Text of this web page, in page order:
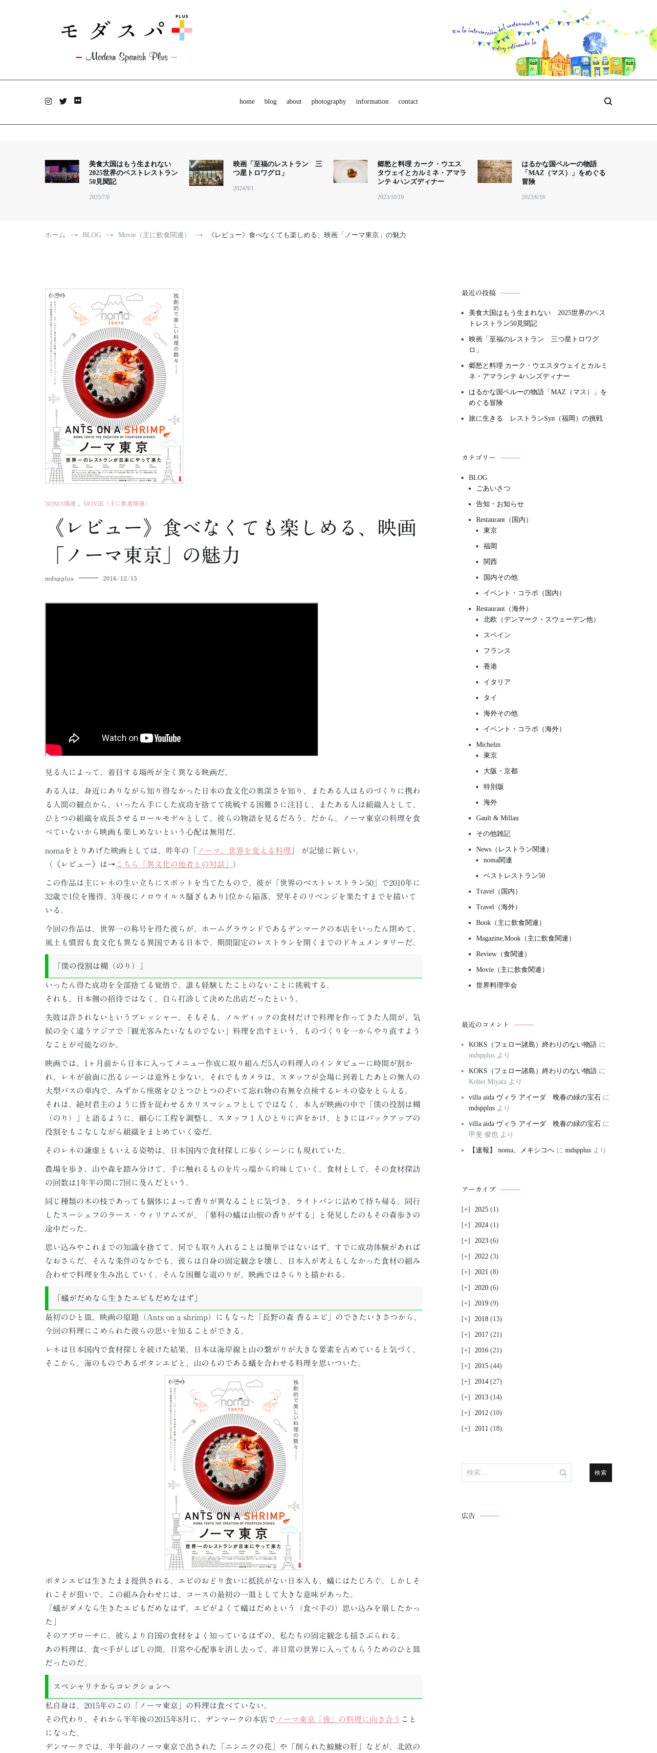
home blog about photography information contact
美食大国はもう生まれない
2025世界のベストレストラン
50見聞記
2025/7/6
映画「至福のレストラン 三
つ星トロワグロ」
2024/9/1
郷愁と料理 カーク・ウエス
タウェイとカルミネ・アマラ
ンテ 4ハンズディナー
2023/10/19
はるかな国ペルーの物語
「MAZ（マス）」をめぐる
冒険
2023/6/18
ホーム BLOG Movie（主に飲食関連） 《レビュー》食べなくても楽しめる、映画「ノーマ東京」の魅力
NOMA関連 MOVIE（主に飲食関連）
《レビュー》食べなくても楽しめる、映画
「ノーマ東京」の魅力
mdspplus 2016/12/15
見る人によって、着目する場所が全く異なる映画だ。
ある人は、身近にありながら知り得なかった日本の食文化の奥深さを知り、またある人はものづくりに携わ
る人間の観点から、いったん手にした成功を捨てて挑戦する困難さに注目し、またある人は組織人として、
ひとつの組織を成長させるロールモデルとして、彼らの物語を見るだろう。だから、ノーマ東京の料理を食
べていないから映画も楽しめないという心配は無用だ。
nomaをとりあげた映画としては、昨年の「 ノーマ、世界を変える料理 」 が記憶に新しい。
（《レビュー》は→ こちら「異文化の他者との対話」 ）
この作品は主にレネの生い立ちにスポットを当てたもので、彼が「世界のベストレストラン50」で2010年に
32歳で1位を獲得、3年後にノロウイルス騒ぎもあり1位から陥落、翌年そのリベンジを果たすまでを描いて
いる。
今回の作品は、世界一の称号を得た彼らが、ホームグラウンドであるデンマークの本店をいったん閉めて、
風土も慣習も食文化も異なる異国である日本で、期間限定のレストランを開くまでのドキュメンタリーだ。
「僕の役割は糊（のり）」
いったん得た成功を全部捨てる覚悟で、誰も経験したことのないことに挑戦する。
それも、日本側の招待ではなく、自ら打診して決めた出店だったという。
失敗は許されないというプレッシャー。そもそも、ノルディックの食材だけで料理を作ってきた人間が、気
候の全く違うアジアで「観光客みたいなものでない」料理を出すという、ものづくりを一からやり直すよう
なことが可能なのか。
映画では、1ヶ月前から日本に入ってメニュー作成に取り組んだ5人の料理人のインタビューに時間が割か
れ、レネが前面に出るシーンは意外と少ない。それでもカメラは、スタッフが会場に到着したあとの無人の
大型バスの車内で、みずから座席をひとつひとつのぞいて忘れ物の有無を点検するレネの姿をとらえる。
それは、絶対君主のように皆を従わせるカリスマシェフとしてではなく、本人が映画の中で「僕の役割は糊
（のり）」と語るように、細心に工程を調整し、スタッフ１人ひとりに声をかけ、ときにはバックアップの
役割をもこなしながら組織をまとめていく姿だ。
そのレネの謙虚ともいえる姿勢は、日本国内で食材探しに歩くシーンにも現れていた。
農場を歩き、山や森を踏み分けて、手に触れるものを片っ端から吟味していく。食材として。その食材探訪
の回数は1年半の間に7回に及んだという。
同じ種類の木の枝であっても個体によって香りが異なることに気づき、ライトバンに詰めて持ち帰る。同行
したスーシェフのラース・ウィリアムズが、「蓼科の蟻は山椒の香りがする」と発見したのもその森歩きの
途中だった。
思い込みやこれまでの知識を捨てて、何でも取り入れることは簡単ではないはず。すでに成功体験があれば
なおさらだ。そんな条件のなかでも、彼らは自身の固定観念を壊し、日本人が考えもしなかった食材の組み
合わせで料理を生み出していく。そんな困難な道のりが、映画ではさらりと描かれる。
「蟻がだめなら生きたエビもだめなはず」
最初のひと皿、映画の原題（Ants on a shrimp）にもなった「長野の森 香るエビ」のできたいきさつから、
今回の料理にこめられた彼らの思いを知ることができる。
レネは日本国内で食材探しを続けた結果、日本は海岸線と山の繋がりが大きな要素を占めていると気づく。
そこから、海のものであるボタンエビと、山のものである蟻を合わせる料理を思いついた。
ボタンエビは生きたまま提供される。エビのおどり食いに抵抗がない日本人も、蟻にはたじろぐ。しかしそ
れこそが狙いで、この組み合わせには、コースの最初の一皿として大きな意味があった。
「蟻がダメなら生きたエビもだめなはず。エビがよくて蟻はだめという（食べ手の）思い込みを崩したかっ
た」
そのアプローチに、彼らより自国の食材をよく知っているはずの、私たちの固定観念も揺さぶられる。
あの料理は、食べ手がしばしの間、日常や心配事を消し去って、非日常の世界に入ってもらうためのひと皿
だったのだ。
スペシャリテからコレクションへ
私自身は、2015年のこの「ノーマ東京」の料理は食べていない。
その代わり、それから半年後の2015年8月に、デンマークの本店で ノーマ東京「後」の料理に向き合う こと
になった。
デンマークでは、半年前のノーマ東京で出された「ニンニクの花」や「削られた鮟鱇の肝」などが、北欧の
最近の投稿
美食大国はもう生まれない 2025世界のベス
トレストラン50見聞記
映画「至福のレストラン 三つ星トロワグ
ロ」
郷愁と料理 カーク・ウエスタウェイとカルミ
ネ・アマランテ 4ハンズディナー
はるかな国ペルーの物語「MAZ（マス）」を
めぐる冒険
旅に生きる レストランSyn（福岡）の挑戦
カテゴリー
BLOG
ごあいさつ
告知・お知らせ
Restaurant（国内）
東京
福岡
関西
国内その他
イベント・コラボ（国内）
Restaurant（海外）
北欧（デンマーク・スウェーデン他）
スペイン
フランス
香港
イタリア
タイ
海外その他
イベント・コラボ（海外）
Michelin
東京
大阪・京都
特別版
海外
Gault & Millau
その他雑記
News（レストラン関連）
noma関連
ベストレストラン50
Travel（国内）
Travel（海外）
Book（主に飲食関連）
Magazine,Mook（主に飲食関連）
Review（食関連）
Movie（主に飲食関連）
世界料理学会
最近のコメント
KOKS（フェロー諸島）終わりのない物語 に
mdspplus より
KOKS（フェロー諸島）終わりのない物語 に
Kohei Miyata より
villa aida ヴィラ アイーダ 晩春の緑の宝石 に
mdspplus より
villa aida ヴィラ アイーダ 晩春の緑の宝石 に
甲斐 俊也 より
【速報】 noma、メキシコへ に mdspplus より
アーカイブ
2025 (1)
2024 (1)
2023 (6)
2022 (3)
2021 (8)
2020 (6)
2019 (9)
2018 (13)
2017 (21)
2016 (21)
2015 (44)
2014 (27)
2013 (14)
2012 (10)
2011 (18)
検
索:
広告